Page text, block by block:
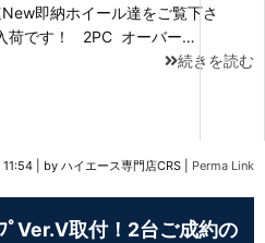
即納ホイール達をご覧下さ
荷です！ 2PC オーバー…
続きを読む
by ハイエース専門店CRS Perma Link
ﾌﾟVer.V取付！2台ご成約の